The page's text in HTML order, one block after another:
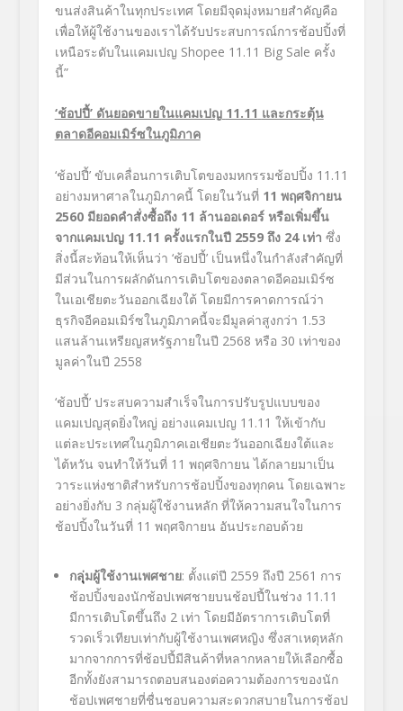
ขนส่งสินค้าในทุกประเทศ โดยมีจุดมุ่งหมายสำคัญคือ
เพื่อให้ผู้ใช้งานของเราได้รับประสบการณ์การช้อปปิ้งที่
เหนือระดับในแคมเปญ Shopee 11.11 Big Sale ครั้ง
นี้”
‘ช้อปปี้’ ดันยอดขายในแคมเปญ 11.11 และกระตุ้น
ตลาดอีคอมเมิร์ซในภูมิภาค
‘ช้อปปี้’ ขับเคลื่อนการเติบโตของมหกรรมช้อปปิ้ง 11.11
อย่างมหาศาลในภูมิภาคนี้ โดยในวันที่ 11 พฤศจิกายน
2560 มียอดคำสั่งซื้อถึง 11 ล้านออเดอร์ หรือเพิ่มขึ้น
จากแคมเปญ 11.11 ครั้งแรกในปี 2559 ถึง 24 เท่า ซึ่ง
สิ่งนี้สะท้อนให้เห็นว่า ‘ช้อปปี้’ เป็นหนึ่งในกำลังสำคัญที่
มีส่วนในการผลักดันการเติบโตของตลาดอีคอมเมิร์ซ
ในเอเชียตะวันออกเฉียงใต้ โดยมีการคาดการณ์ว่า
ธุรกิจอีคอมเมิร์ซในภูมิภาคนี้จะมีมูลค่าสูงกว่า 1.53
แสนล้านเหรียญสหรัฐภายในปี 2568 หรือ 30 เท่าของ
มูลค่าในปี 2558
‘ช้อปปี้’ ประสบความสำเร็จในการปรับรูปแบบของ
แคมเปญสุดยิ่งใหญ่ อย่างแคมเปญ 11.11 ให้เข้ากับ
แต่ละประเทศในภูมิภาคเอเชียตะวันออกเฉียงใต้และ
ไต้หวัน จนทำให้วันที่ 11 พฤศจิกายน ได้กลายมาเป็น
วาระแห่งชาติสำหรับการช้อปปิ้งของทุกคน โดยเฉพาะ
อย่างยิ่งกับ 3 กลุ่มผู้ใช้งานหลัก ที่ให้ความสนใจในการ
ช้อปปิ้งในวันที่ 11 พฤศจิกายน อันประกอบด้วย
กลุุ่มผู้ใช้งานเพศชาย: ตั้งแต่ปี 2559 ถึงปี 2561 การ
ช้อปปิ้งของนักช้อปเพศชายบนช้อปปี้ในช่วง 11.11
มีการเติบโตขึ้นถึง 2 เท่า โดยมีอัตราการเติบโตที่
รวดเร็วเทียบเท่ากับผู้ใช้งานเพศหญิง ซึ่งสาเหตุหลัก
มากจากการที่ช้อปปี้มีสินค้าที่หลากหลายให้เลือกซื้อ
อีกทั้งยังสามารถตอบสนองต่อความต้องการของนัก
ช้อปเพศชายที่ชื่นชอบความสะดวกสบายในการช้อป